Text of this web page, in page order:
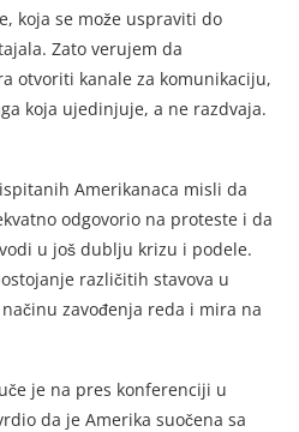
koja se može uspraviti do
Zato verujem da
otvoriti kanale za komunikaciju,
koja ujedinjuje, a ne razdvaja.
Amerikanaca misli da
odgovorio na proteste i da
u još dublju krizu i podele.
različitih stavova u
zavođenja reda i mira na
je na pres konferenciji u
da je Amerika suočena sa